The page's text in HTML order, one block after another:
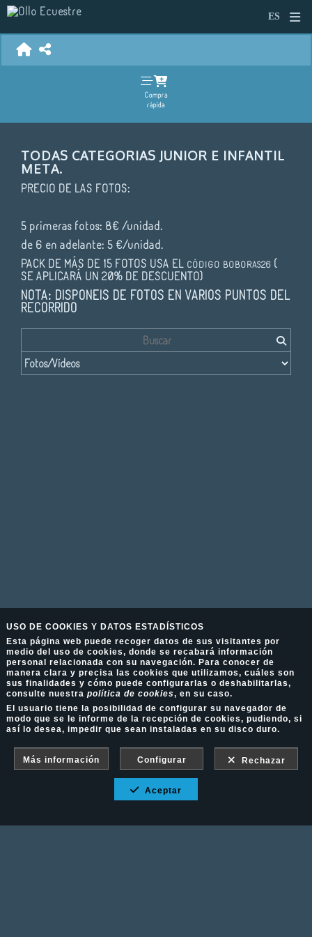
Compra
rápida
TODAS CATEGORIAS JUNIOR E INFANTIL
META.
PRECIO DE LAS FOTOS:
5 primeras fotos: 8€ /unidad.
de 6 en adelante: 5 €/unidad.
PACK DE MÁS DE 15 FOTOS USA EL CÓDIGO BOBORAS26 (
SE APLICARÁ UN 20% DE DESCUENTO)
NOTA: DISPONEIS DE FOTOS EN VARIOS PUNTOS DEL
RECORRIDO
USO DE COOKIES Y DATOS ESTADÍSTICOS
Esta página web puede recoger datos de sus visitantes por
medio del uso de cookies, donde se recabará información
personal relacionada con su navegación. Para conocer de
manera clara y precisa las cookies que utilizamos, cuáles son
sus finalidades y cómo puede configurarlas o deshabilitarlas,
consulte nuestra política de cookies, en su caso.
El usuario tiene la posibilidad de configurar su navegador de
modo que se le informe de la recepción de cookies, pudiendo, si
así lo desea, impedir que sean instaladas en su disco duro.
Más información Configurar Rechazar
Aceptar